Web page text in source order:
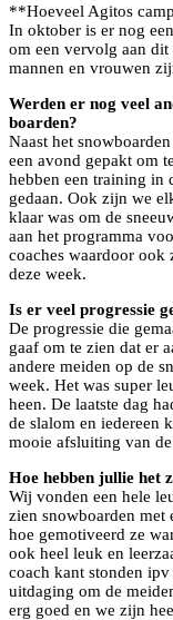
**Hoeveel Agitos
In oktober is er nog
om een vervolg aan
mannen en vrouwen
Werden er nog veel
boarden?
Naast het
een avond gepakt om
hebben een training in
gedaan. Ook zijn we
klaar was om de
aan het programma
coaches waardoor ook
deze week.
Is er veel progressie
De progressie die
gaaf om te zien dat er
andere meiden op de
week. Het was super
heen. De laatste dag
de slalom en iedereen
mooie afsluiting van
Hoe hebben jullie het
Wij vonden een hele
zien snowboarden met
hoe gemotiveerd ze
ook heel leuk en
coach kant stonden
uitdaging om de
erg goed en we zijn